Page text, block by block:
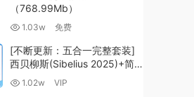
（768.99Mb）
1.03w 免费
[不断更新：五合一完整套装]
西贝柳斯(Sibelius 2025)+简
谱插件V8+图片识别+音频识别
1.02w VIP